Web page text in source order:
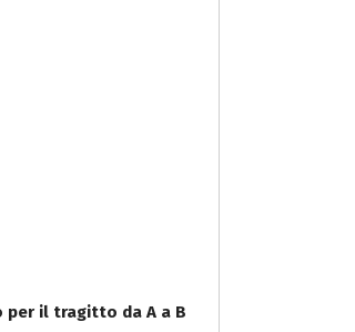
per il tragitto da A a B